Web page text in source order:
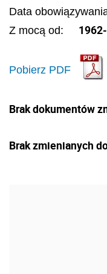
Data
Z mocą od:
Pobierz PDF
Brak dokumentów
Brak zmienianych